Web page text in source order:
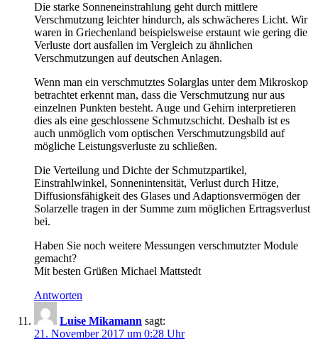
Die starke Sonneneinstrahlung geht durch mittlere
Verschmutzung leichter hindurch, als schwächeres Licht. Wir
waren in Griechenland beispielsweise erstaunt wie gering die
Verluste dort ausfallen im Vergleich zu ähnlichen
Verschmutzungen auf deutschen Anlagen.
Wenn man ein verschmutztes Solarglas unter dem Mikroskop
betrachtet erkennt man, dass die Verschmutzung nur aus
einzelnen Punkten besteht. Auge und Gehirn interpretieren
dies als eine geschlossene Schmutzschicht. Deshalb ist es
auch unmöglich vom optischen Verschmutzungsbild auf
mögliche Leistungsverluste zu schließen.
Die Verteilung und Dichte der Schmutzpartikel,
Einstrahlwinkel, Sonnenintensität, Verlust durch Hitze,
Diffusionsfähigkeit des Glases und Adaptionsvermögen der
Solarzelle tragen in der Summe zum möglichen Ertragsverlust
bei.
Haben Sie noch weitere Messungen verschmutzter Module
gemacht?
Mit besten Grüßen Michael Mattstedt
Antworten
Luise Mikamann sagt:
21. November 2017 um 0:28 Uhr